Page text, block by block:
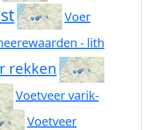
Voer
- lith
rekken
Voetveer varik-
Voetveer